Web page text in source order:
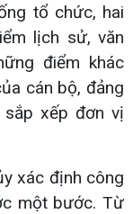
tổ chức, hai
lịch sử, văn
điểm khác
cán bộ, đảng
sắp xếp đơn vị
xác định công
một bước. Từ